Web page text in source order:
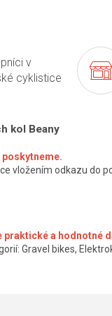
v
cyklistice
kol Beany
poskytneme.
vložením odkazu do
praktické a hodnotné
Gravel bikes,